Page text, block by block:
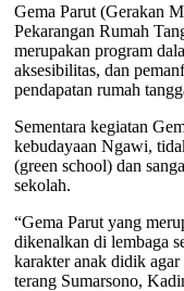
Gema Parut (Gerakan
Pekarangan Rumah
merupakan program
aksesibilitas, dan
pendapatan rumah
Sementara kegiatan
kebudayaan Ngawi,
(green school) dan
sekolah.
“Gema Parut yang
dikenalkan di lembaga
karakter anak didik
terang Sumarsono,